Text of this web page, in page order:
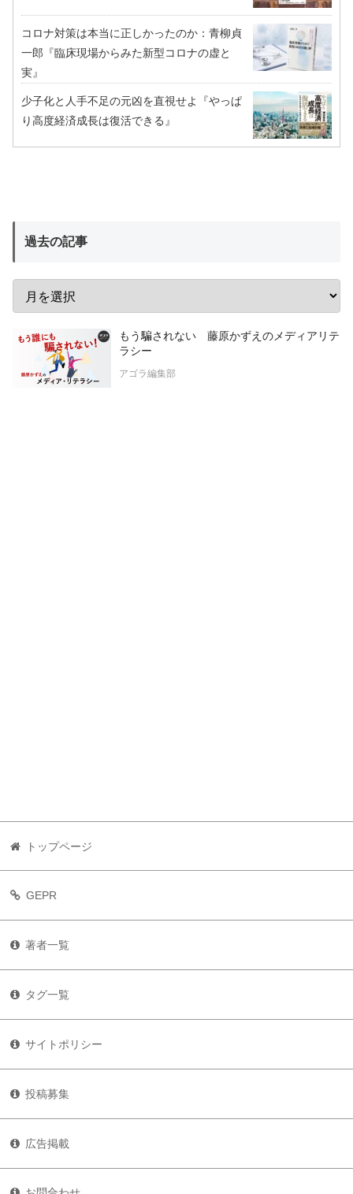
コロナ対策は本当に正しかったのか：青柳貞
一郎『臨床現場からみた新型コロナの虚と
実』
少子化と人手不足の元凶を直視せよ『やっぱ
り高度経済成長は復活できる』
過去の記事
もう騙されない 藤原かずえのメディアリテ
ラシー
アゴラ編集部
トップページ
GEPR
著者一覧
タグ一覧
サイトポリシー
投稿募集
広告掲載